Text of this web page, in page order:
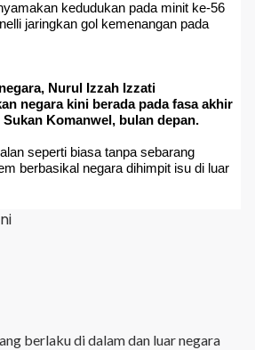
kedudukan pada minit ke-56
jaringkan gol kemenangan pada
Nurul Izzah Izzati
negara kini berada pada fasa akhir
Komanwel, bulan depan.
seperti biasa tanpa sebarang
berbasikal negara dihimpit isu di luar
berlaku di dalam dan luar negara